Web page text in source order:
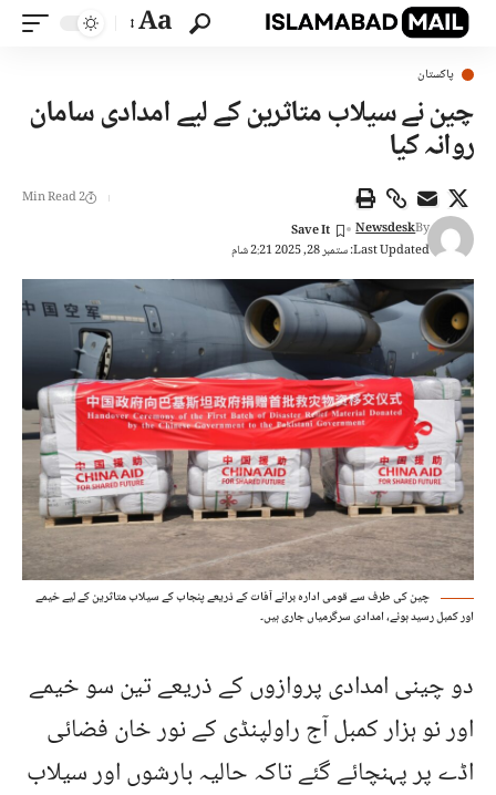
Aa
پاکستان
چین نے سیلاب متاثرین کے لیے امدادی سامان
روانہ کیا
Last Updated: ستمبر 28, 2025 2:21 شام
By
Newsdesk
2 Min Read
چین کی طرف سے قومی ادارہ برائے آفات کے ذریعے پنجاب کے سیلاب متاثرین کے لیے خیمے
اور کمبل رسید ہوئے، امدادی سرگرمیاں جاری ہیں۔
دو چینی امدادی پروازوں کے ذریعے تین سو خیمے
اور نو ہزار کمبل آج راولپنڈی کے نور خان فضائی
اڈے پر پہنچائے گئے تاکہ حالیہ بارشوں اور سیلاب